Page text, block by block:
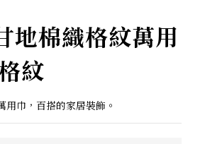
棉織格紋萬用
紋
巾，百搭的家居裝飾。